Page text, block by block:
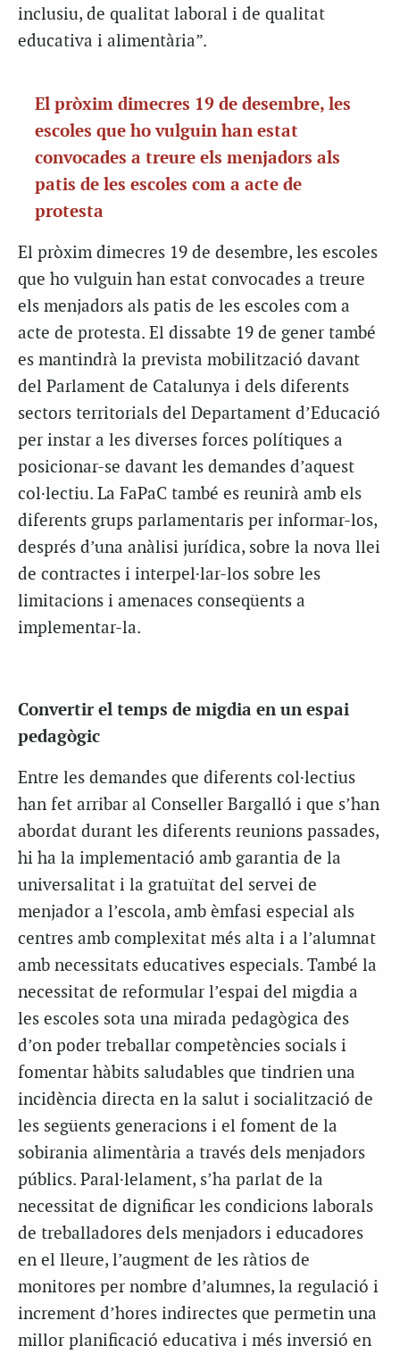
inclusiu, de qualitat laboral i de qualitat
educativa i alimentària”.
El pròxim dimecres 19 de desembre, les
escoles que ho vulguin han estat
convocades a treure els menjadors als
patis de les escoles com a acte de
protesta
El pròxim dimecres 19 de desembre, les escoles
que ho vulguin han estat convocades a treure
els menjadors als patis de les escoles com a
acte de protesta. El dissabte 19 de gener també
es mantindrà la prevista mobilització davant
del Parlament de Catalunya i dels diferents
sectors territorials del Departament d’Educació
per instar a les diverses forces polítiques a
posicionar-se davant les demandes d’aquest
col·lectiu. La FaPaC també es reunirà amb els
diferents grups parlamentaris per informar-los,
després d’una anàlisi jurídica, sobre la nova llei
de contractes i interpel·lar-los sobre les
limitacions i amenaces conseqüents a
implementar-la.
Convertir el temps de migdia en un espai
pedagògic
Entre les demandes que diferents col·lectius
han fet arribar al Conseller Bargalló i que s’han
abordat durant les diferents reunions passades,
hi ha la implementació amb garantia de la
universalitat i la gratuïtat del servei de
menjador a l’escola, amb èmfasi especial als
centres amb complexitat més alta i a l’alumnat
amb necessitats educatives especials. També la
necessitat de reformular l’espai del migdia a
les escoles sota una mirada pedagògica des
d’on poder treballar competències socials i
fomentar hàbits saludables que tindrien una
incidència directa en la salut i socialització de
les següents generacions i el foment de la
sobirania alimentària a través dels menjadors
públics. Paral·lelament, s’ha parlat de la
necessitat de dignificar les condicions laborals
de treballadores dels menjadors i educadores
en el lleure, l’augment de les ràtios de
monitores per nombre d’alumnes, la regulació i
increment d’hores indirectes que permetin una
millor planificació educativa i més inversió en